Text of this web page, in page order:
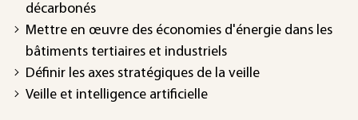
décarbonés
Mettre en œuvre des économies d'énergie dans les
bâtiments tertiaires et industriels
Définir les axes stratégiques de la veille
Veille et intelligence artificielle